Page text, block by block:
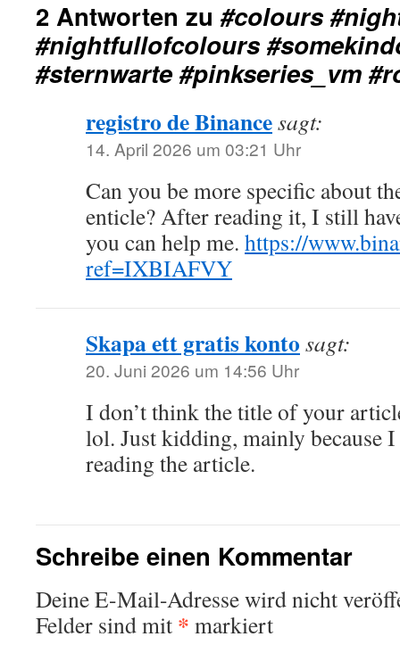
2 Antworten zu #colours
#nightfullofcolours
#sternwarte #pinkseries_vm
registro de Binancesagt:
14. April 2026 um 03:21 Uhr
Can you be more specific about
enticle? After reading it, I still
you can help me. https://
ref=IXBIAFVY
Skapa ett gratis konto sagt:
20. Juni 2026 um 14:56 Uhr
I don’t think the title of your
lol. Just kidding, mainly because
reading the article.
Schreibe einen Kommentar
Deine E-Mail-Adresse wird nicht
Felder sind mit * markiert